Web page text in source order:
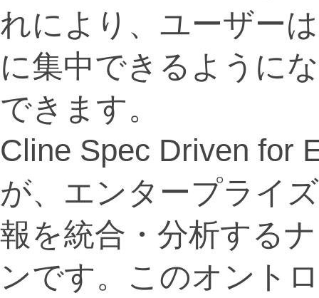
れにより、ユーザー
に集中できるように
できます。
Cline Spec Driven for
が、エンタープライ
報を統合・分析する
ンです。このオント